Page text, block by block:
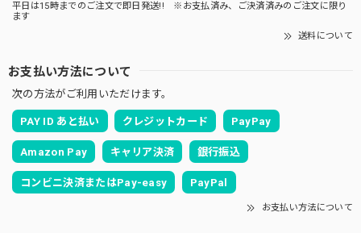
平日は15時までのご注文で即日発送!! ※お支払済み、ご決済済みのご注文に限り
ます
送料について
お支払い方法について
次の方法がご利用いただけます。
PAY ID あと払い クレジットカード PayPay
Amazon Pay キャリア決済 銀行振込
コンビニ決済またはPay-easy PayPal
お支払い方法について